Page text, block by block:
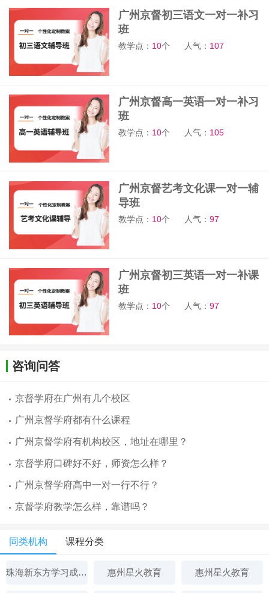
广州京督初三语文一对一补习
班
教学点： 10个 人气： 107
广州京督高一英语一对一补习
班
教学点： 10个 人气： 105
广州京督艺考文化课一对一辅
导班
教学点： 10个 人气：97
广州京督初三英语一对一补课
班
教学点： 10个 人气：97
咨询问答
京督学府在广州有几个校区
广州京督学府都有什么课程
广州京督学府有机构校区，地址在哪里？
京督学府口碑好不好，师资怎么样？
广州京督学府高中一对一行不行？
京督学府教学怎么样，靠谱吗？
同类机构 课程分类
珠海新东方学习成长中心 惠州星火教育 惠州星火教育